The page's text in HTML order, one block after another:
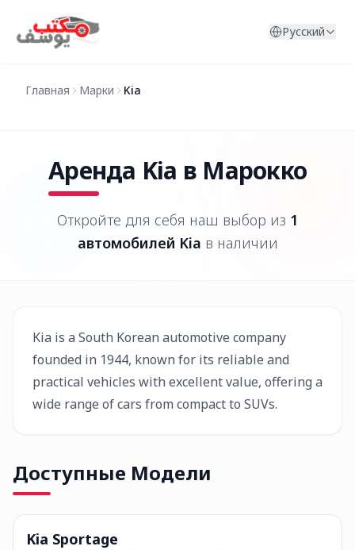
Русский
Главная Марки Kia
Аренда Kia в Марокко
Откройте для себя наш выбор из 1
автомобилей Kia в наличии
Kia is a South Korean automotive company
founded in 1944, known for its reliable and
practical vehicles with excellent value, offering a
wide range of cars from compact to SUVs.
Доступные Модели
Kia Sportage